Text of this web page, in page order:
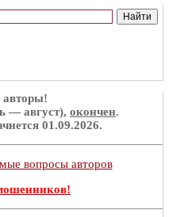
— август), окончен.
01.09.2026.
вопросы авторов